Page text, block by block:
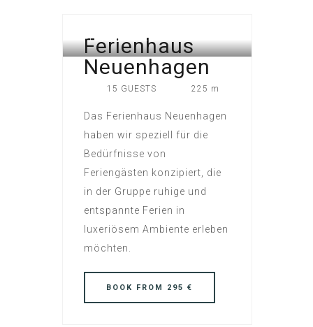
FERIENHÄUSER
Ferienhaus
Neuenhagen
15 GUESTS 225 m
Das Ferienhaus Neuenhagen
haben wir speziell für die
Bedürfnisse von
Feriengästen konzipiert, die
in der Gruppe ruhige und
entspannte Ferien in
luxeriösem Ambiente erleben
möchten.
BOOK FROM 295 €